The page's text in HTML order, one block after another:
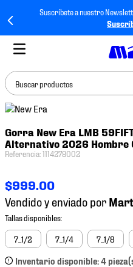
Suscríbete a nuestro
Buscar productos
Gorra New Era LMB
Alternativo 2026
Referencia:1114278002
$999.00
Vendido y enviado por
7_1/2 7_1/4 7_1/8
Inventario disponible: 4
BUSCADOS
1.
tenis mujer
4.
tenis futbol
5.
mochila
6.
jersey